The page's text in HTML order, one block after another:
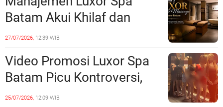
Lampaui 50 Persen
Batam Akui Khilaf dan
Minta Maaf, Konten
Langsung Di-Takedown
27/07/2026, 12:39 WIB
Video Promosi Luxor Spa
Batam Picu Kontroversi,
Dinilai Bermuatan Sensual
25/07/2026, 12:09 WIB